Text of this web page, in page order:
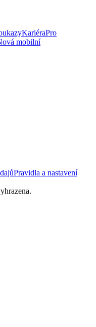
KariéraPro
mobilní
Pravidla a nastavení